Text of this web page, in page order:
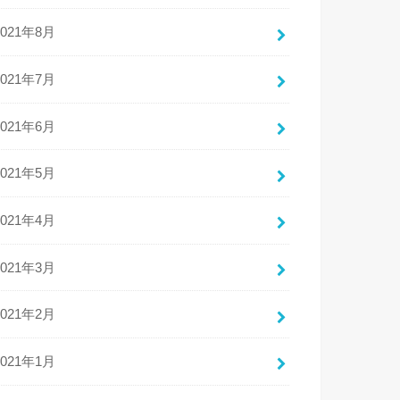
年8月
年7月
年6月
年5月
年4月
年3月
年2月
年1月